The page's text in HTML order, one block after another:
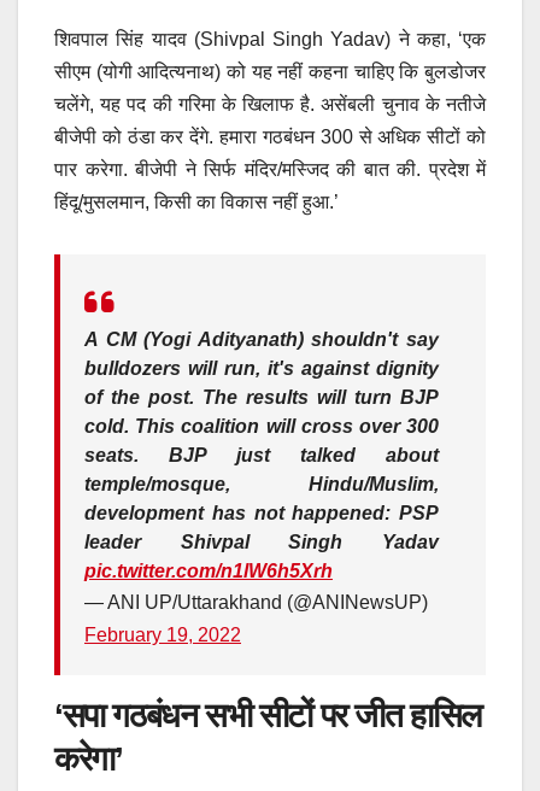
शिवपाल सिंह यादव (Shivpal Singh Yadav) ने कहा, ‘एक
सीएम (योगी आदित्यनाथ) को यह नहीं कहना चाहिए कि बुलडोजर
चलेंगे, यह पद की गरिमा के खिलाफ है. असेंबली चुनाव के नतीजे
बीजेपी को ठंडा कर देंगे. हमारा गठबंधन 300 से अधिक सीटों को
पार करेगा. बीजेपी ने सिर्फ मंदिर/मस्जिद की बात की. प्रदेश में
हिंदू/मुसलमान, किसी का विकास नहीं हुआ.’
A CM (Yogi Adityanath) shouldn't say
bulldozers will run, it's against dignity
of the post. The results will turn BJP
cold. This coalition will cross over 300
seats. BJP just talked about
temple/mosque, Hindu/Muslim,
development has not happened: PSP
leader Shivpal Singh Yadav
pic.twitter.com/n1lW6h5Xrh
— ANI UP/Uttarakhand (@ANINewsUP)
February 19, 2022
‘सपा गठबंधन सभी सीटों पर जीत हासिल
करेगा’